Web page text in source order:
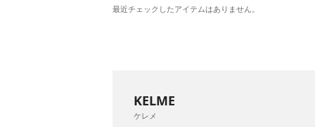
最近チェックしたアイテムはありません。
KELME
ケレメ